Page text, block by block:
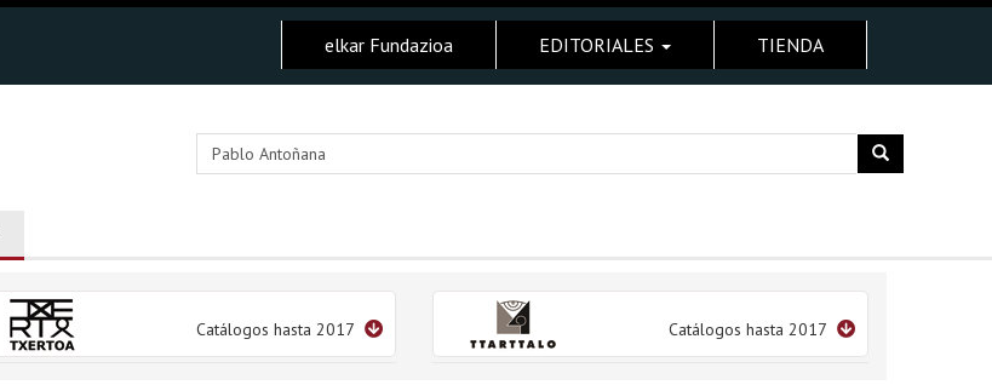
elkar Fundazioa EDITORIALES TIENDA
Catálogos hasta 2017 Catálogos hasta 2017